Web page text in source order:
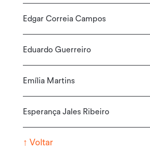
Edgar Correia Campos
Eduardo Guerreiro
Emília Martins
Esperança Jales Ribeiro
↑ Voltar